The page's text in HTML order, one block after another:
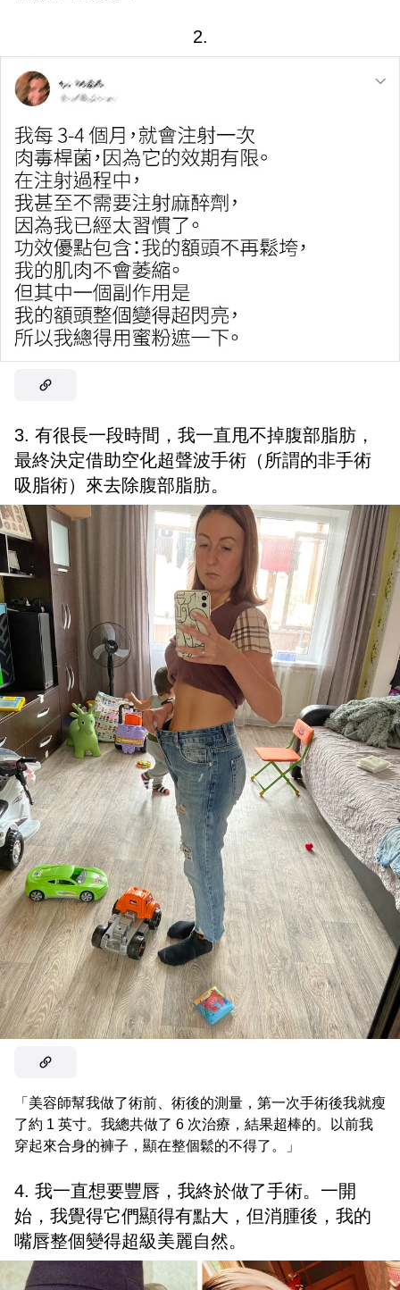
2.
3. 有很長一段時間，我一直甩不掉腹部脂肪，
最終決定借助空化超聲波手術（所謂的非手術
吸脂術）來去除腹部脂肪。
「美容師幫我做了術前、術後的測量，第一次手術後我就瘦
了約 1 英寸。我總共做了 6 次治療，結果超棒的。以前我
穿起來合身的褲子，顯在整個鬆的不得了。」
4. 我一直想要豐唇，我終於做了手術。一開
始，我覺得它們顯得有點大，但消腫後，我的
嘴唇整個變得超級美麗自然。